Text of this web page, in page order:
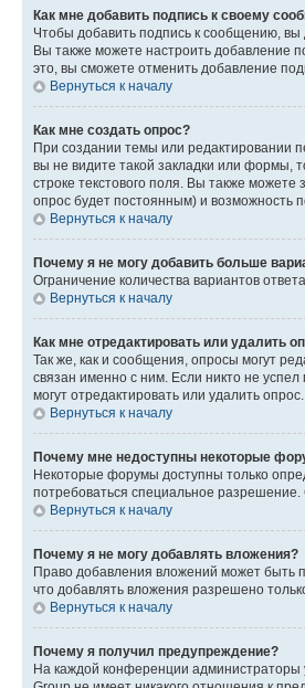
Как мне добавить подпись к своему
Чтобы добавить подпись к сообщению,
Вы также можете настроить добавление
это, вы сможете отменить добавление
Вернуться к началу
Как мне создать опрос?
При создании темы или редактировании
вы не видите такой закладки или формы,
строке текстового поля. Вы также
опрос будет постоянным) и возможность
Вернуться к началу
Почему я не могу добавить больше
Ограничение количества вариантов
Вернуться к началу
Как мне отредактировать или удалить
Так же, как и сообщения, опросы могут
связан именно с ним. Если никто не
могут отредактировать или удалить
Вернуться к началу
Почему мне недоступны некоторые
Некоторые форумы доступны только
потребоваться специальное
Вернуться к началу
Почему я не могу добавлять вложения?
Право добавления вложений может быть
что добавлять вложения разрешено
Вернуться к началу
Почему я получил предупреждение?
На каждой конференции администраторы